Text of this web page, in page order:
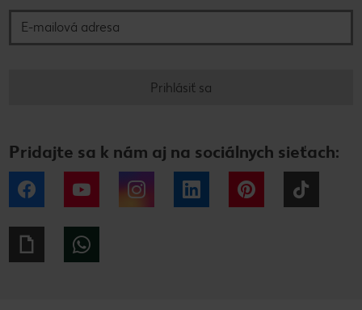
Prihlásiť sa
Pridajte sa k nám aj na sociálnych sieťach:
Facebook YouTube Instagram LinkedIn Pinterest
Giphy